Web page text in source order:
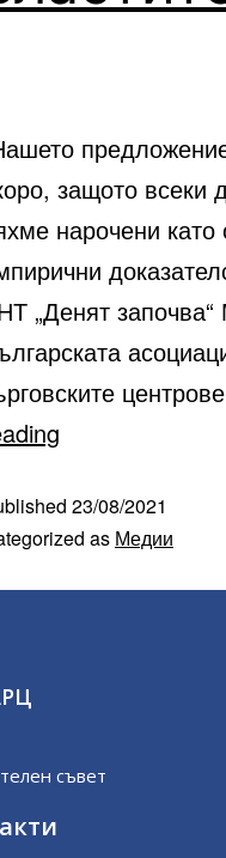
защото всеки
нарочени
„Денят
23/08/2021
as Медии
съвет